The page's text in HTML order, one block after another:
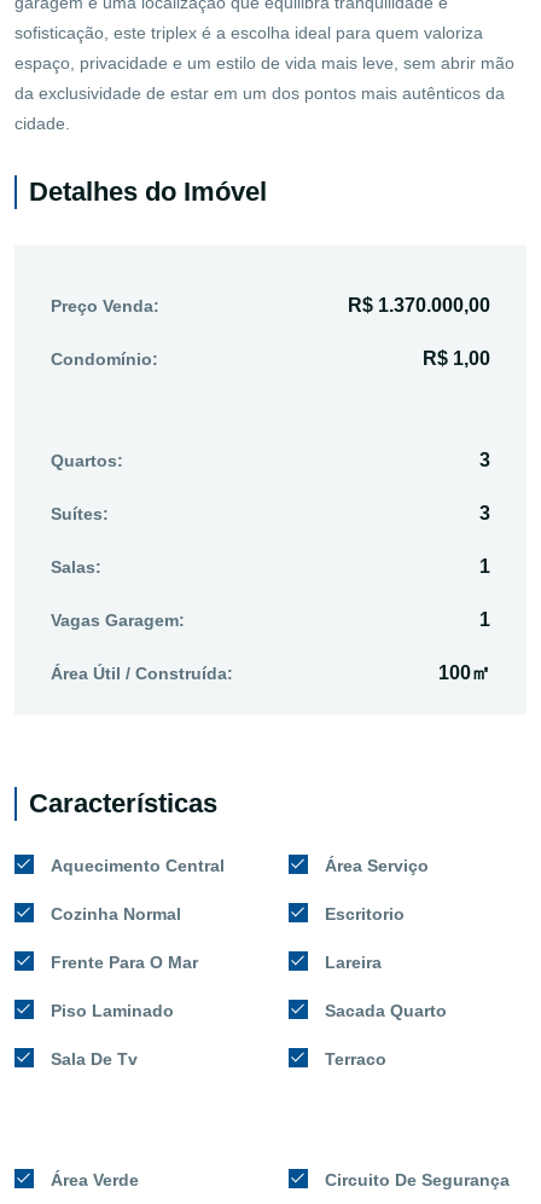
sofisticação, este triplex é a escolha ideal para quem valoriza
espaço, privacidade e um estilo de vida mais leve, sem abrir mão
da exclusividade de estar em um dos pontos mais autênticos da
cidade.
Detalhes do Imóvel
Preço Venda: R$ 1.370.000,00
Condomínio: R$ 1,00
Quartos: 3
Suítes: 3
Salas: 1
Vagas Garagem: 1
Área Útil / Construída: 100㎡
Características
Aquecimento Central Área Serviço
Cozinha Normal Escritorio
Frente Para O Mar Lareira
Piso Laminado Sacada Quarto
Sala De Tv Terraco
Área Verde Circuito De Segurança